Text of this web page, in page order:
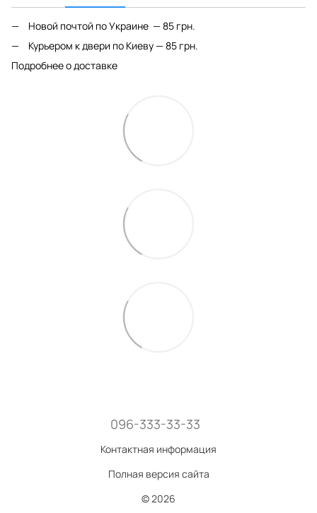
Новой почтой по Украине — 85 грн.
Курьером к двери по Киеву — 85 грн.
Подробнее о доставке
096-333-33-33
Контактная информация
Полная версия сайта
© 2026